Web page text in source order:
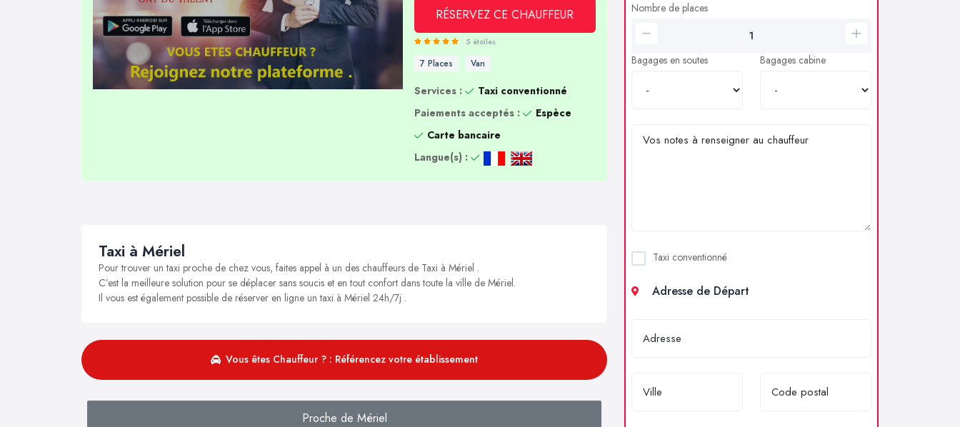
RÉSERVEZ CE CHAUFFEUR
5 étoiles
7 Places Van
Services :
Taxi conventionné
Paiements acceptés :
Espèce
Carte bancaire
Langue(s) :
Taxi à Mériel
Pour trouver un taxi proche de chez vous, faites appel à un des chauffeurs de Taxi à Mériel .
C’est la meilleure solution pour se déplacer sans soucis et en tout confort dans toute la ville de Mériel.
Il vous est également possible de réserver en ligne un taxi à Mériel 24h/7j .
Vous êtes Chauffeur ? : Référencez votre établissement
Proche de Mériel
Nombre de places
Bagages en soutes Bagages cabine
Taxi conventionné
Adresse de Départ